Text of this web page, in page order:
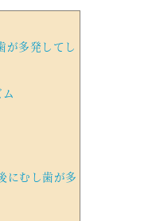
が多発してし
にむし歯が多